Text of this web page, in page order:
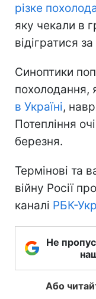
різке
яку чекали в
відігратися
Синоптики
похолодання,
в Україні,
Потепління
березня.
Термінові та
війну Росії
каналі РБК-
Не
Або